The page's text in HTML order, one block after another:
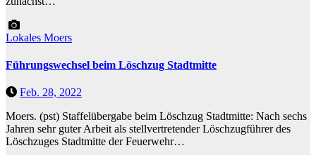
Lokales Moers
Führungswechsel beim Löschzug Stadtmitte
Feb. 28, 2022
Moers. (pst) Staffelübergabe beim Löschzug Stadtmitte: Nach sechs
Jahren sehr guter Arbeit als stellvertretender Löschzugführer des
Löschzuges Stadtmitte der Feuerwehr…